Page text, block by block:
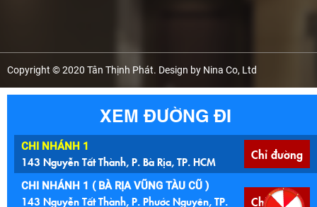
Copyright © 2020 Tân Thịnh Phát. Design by Nina Co, Ltd
XEM ĐƯỜNG ĐI
CHI NHÁNH 1
143 Nguyễn Tất Thành, P. Bà Rịa, TP. HCM Chỉ đường
CHI NHÁNH 1 ( BÀ RỊA VŨNG TÀU CŨ )
143 Nguyễn Tất Thành, P. Phước Nguyên, TP.
Chỉ đường